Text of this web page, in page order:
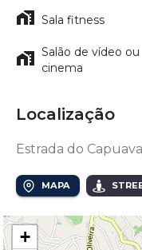
Sala fitness
Salão de vídeo ou
cinema
Localização
Estrada do
MAPA
+